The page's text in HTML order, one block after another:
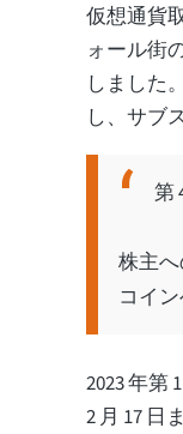
仮想通貨
ォール街
しました
し、サブ
第
株主
コイ
2023 年第
2 月 17 日